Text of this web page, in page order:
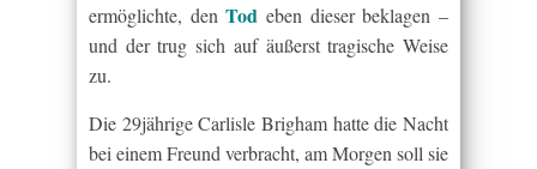
ermöglichte, denTod eben dieser beklagen –
und der trug sich auf äußerst tragische Weise
zu.
Die 29jährige Carlisle Brigham hatte die Nacht
bei einem Freund verbracht, am Morgen soll sie